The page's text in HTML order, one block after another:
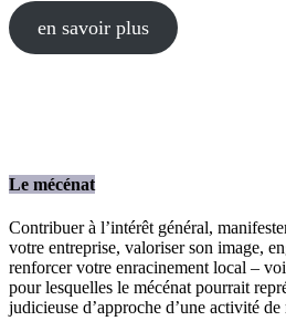
en savoir plus
Le mécénat
Contribuer à l’intérêt général,
votre entreprise, valoriser son image,
renforcer votre enracinement local –
pour lesquelles le mécénat pourrait
judicieuse d’approche d’une activité de